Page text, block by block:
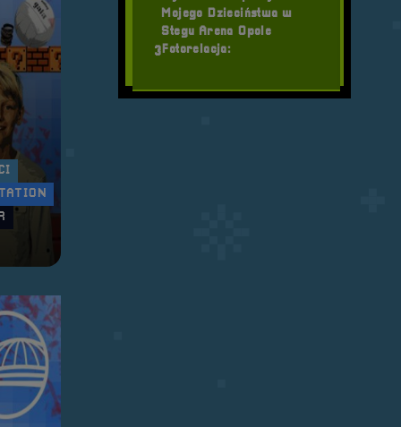
Mojego Dzieciństwa w
Stegu Arena Opole
3Fotorelacja: